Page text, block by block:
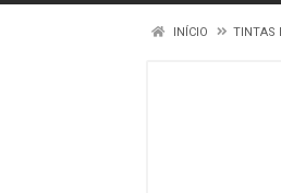
INÍCIO TINTAS